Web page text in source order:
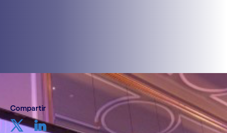
Compartir